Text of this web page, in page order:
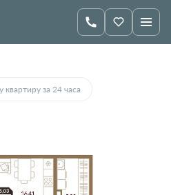
6 300 000 руб.
квартиру за 24 часа